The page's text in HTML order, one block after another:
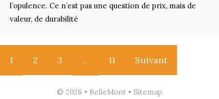
l’opulence. Ce n’est pas une question de prix, mais de
valeur, de durabilité
1 2 3 … 11 Suivant
© 2026 • BelleMont • Sitemap